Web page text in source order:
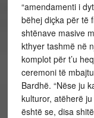
“amendamenti i
bëhej diçka për të
shtënave masive
kthyer tashmë në
komplot për t’u
ceremoni të
Bardhë. “Nëse ju
kulturor, atëherë
është se, disa